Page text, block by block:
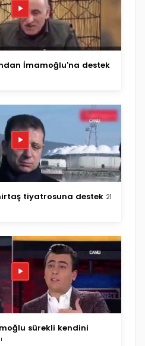
İmamoğlu'na destek
tiyatrosuna destek 21
sürekli kendini